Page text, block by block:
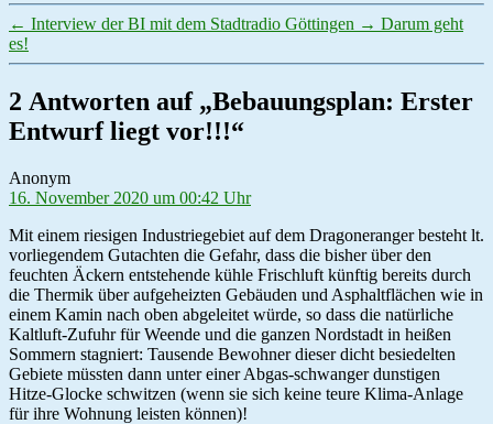
← Interview der BI mit dem Stadtradio Göttingen → Darum geht
es!
2 Antworten auf „Bebauungsplan: Erster
Entwurf liegt vor!!!“
Anonymsagt:
16. November 2020 um 00:42 Uhr
Mit einem riesigen Industriegebiet auf dem Dragoneranger besteht lt.
vorliegendem Gutachten die Gefahr, dass die bisher über den
feuchten Äckern entstehende kühle Frischluft künftig bereits durch
die Thermik über aufgeheizten Gebäuden und Asphaltflächen wie in
einem Kamin nach oben abgeleitet würde, so dass die natürliche
Kaltluft-Zufuhr für Weende und die ganzen Nordstadt in heißen
Sommern stagniert: Tausende Bewohner dieser dicht besiedelten
Gebiete müssten dann unter einer Abgas-schwanger dunstigen
Hitze-Glocke schwitzen (wenn sie sich keine teure Klima-Anlage
für ihre Wohnung leisten können)!